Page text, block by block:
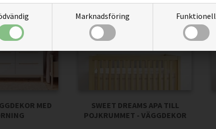
Marknadsföring Funktionell
MED
SWEET DREAMS APA TILL
POJKRUMMET - VÄGGDEKOR